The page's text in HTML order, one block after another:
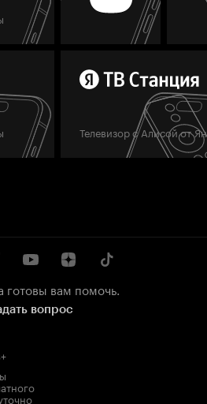
Телевизор с Алисой от
готовы вам помочь.
вопрос